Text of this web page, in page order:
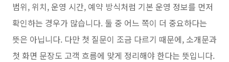
범위, 위치, 운영 시간, 예약 방식처럼 기본 운영 정보를 먼저
확인하는 경우가 많습니다. 둘 중 어느 쪽이 더 중요하다는
뜻은 아닙니다. 다만 첫 질문이 조금 다르기 때문에, 소개문과
첫 화면 문장도 고객 흐름에 맞게 정리해야 한다는 뜻입니다.